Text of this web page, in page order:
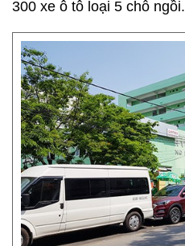
300 xe ô tô loại 5 chỗ ngồi.